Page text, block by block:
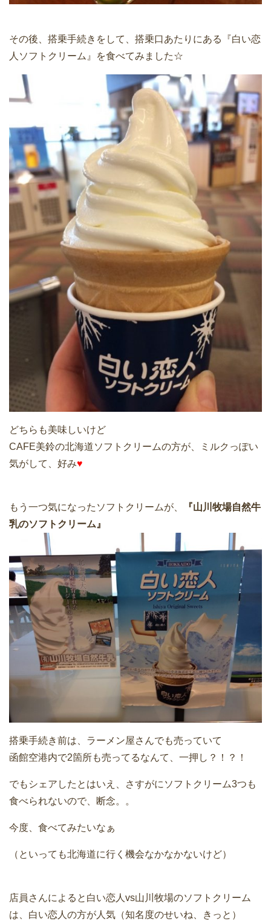
その後、搭乗手続きをして、搭乗口あたりにある『白い恋
人ソフトクリーム』を食べてみました☆
どちらも美味しいけど
CAFE美鈴の北海道ソフトクリームの方が、ミルクっぽい
気がして、好み♥
もう一つ気になったソフトクリームが、
『山川牧場自然牛
乳のソフトクリーム』
搭乗手続き前は、ラーメン屋さんでも売っていて
函館空港内で2箇所も売ってるなんて、一押し？！？！
でもシェアしたとはいえ、さすがにソフトクリーム3つも
食べられないので、断念。。
今度、食べてみたいなぁ
（といっても北海道に行く機会なかなかないけど）
店員さんによると白い恋人vs山川牧場のソフトクリーム
は、白い恋人の方が人気（知名度のせいね、きっと）